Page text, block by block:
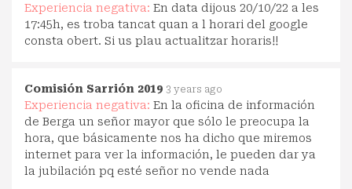
Experiencia negativa: En data dijous 20/10/22 a les
17:45h, es troba tancat quan a l horari del google
consta obert. Si us plau actualitzar horaris!!
Comisión Sarrión 2019 3 years ago
Experiencia negativa: En la oficina de información
de Berga un señor mayor que sólo le preocupa la
hora, que básicamente nos ha dicho que miremos
internet para ver la información, le pueden dar ya
la jubilación pq esté señor no vende nada